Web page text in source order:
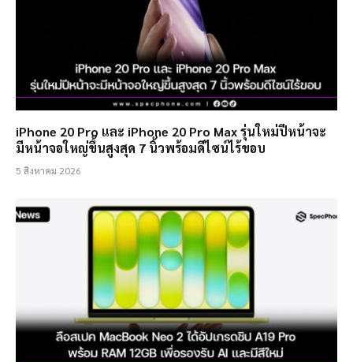
iPhone 20 Pro และ iPhone 20 Pro Max รุ่นใหม่ปีหน้าจะ
มีหน้าจอใหญ่ขึ้นสูงสุด 7 นิ้วพร้อมดีไซน์ไร้ขอบ
5 สิงหาคม 2026